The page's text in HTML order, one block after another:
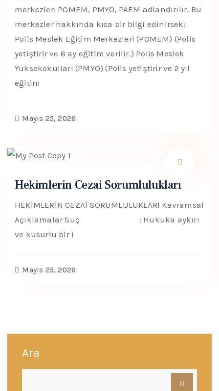
merkezler: POMEM, PMYO, PAEM adlandırılır. Bu
merkezler hakkında kısa bir bilgi edinirsek:
Polis Meslek Eğitim Merkezleri (POMEM) (Polis
yetiştirir ve 6 ay eğitim verilir.) Polis Meslek
Yüksekokulları (PMYO) (Polis yetiştirir ve 2 yıl
eğitim
Mayıs 25, 2026
Hekimlerin Cezai Sorumlulukları
HEKİMLERİN CEZAİ SORUMLULUKLARI Kavramsal
Açıklamalar Suç : Hukuka aykırı
ve kusurlu bir i
Mayıs 25, 2026
Ara